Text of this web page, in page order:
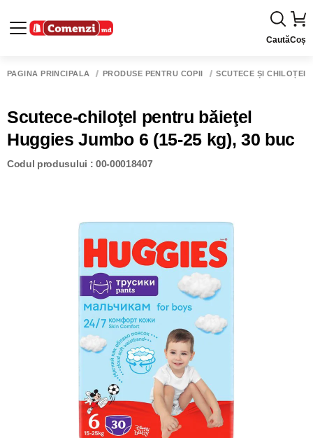
CautăCoș
PAGINA PRINCIPALĂ PRODUSE PENTRU COPII SCUTECE ȘI CHILOȚEI
Scutece-chiloţel pentru băieţel
Huggies Jumbo 6 (15-25 kg), 30 buc
Codul produsului : 00-00018407